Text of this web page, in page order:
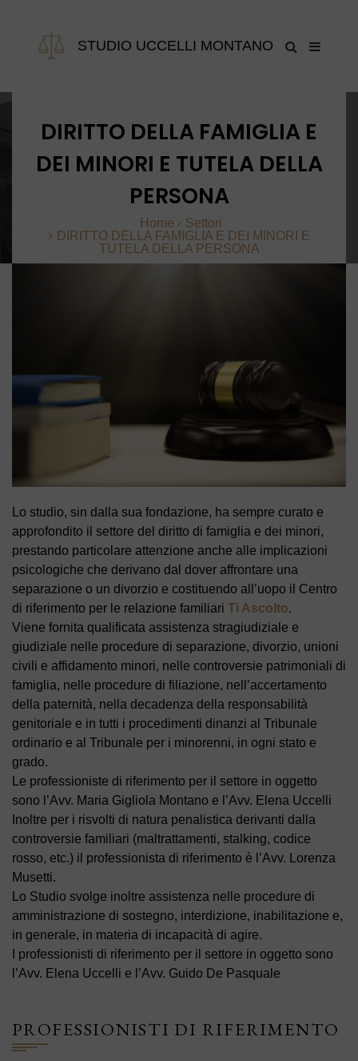
STUDIO UCCELLI MONTANO
DIRITTO DELLA FAMIGLIA E
DEI MINORI E TUTELA DELLA
PERSONA
Home
Settori
DIRITTO DELLA FAMIGLIA E DEI MINORI E
TUTELA DELLA PERSONA
Lo studio, sin dalla sua fondazione, ha sempre curato e
approfondito il settore del diritto di famiglia e dei minori,
prestando particolare attenzione anche alle implicazioni
psicologiche che derivano dal dover affrontare una
separazione o un divorzio e costituendo all’uopo il Centro
di riferimento per le relazione familiari Ti Ascolto.
Viene fornita qualificata assistenza stragiudiziale e
giudiziale nelle procedure di separazione, divorzio, unioni
civili e affidamento minori, nelle controversie patrimoniali di
famiglia, nelle procedure di filiazione, nell’accertamento
della paternità, nella decadenza della responsabilità
genitoriale e in tutti i procedimenti dinanzi al Tribunale
ordinario e al Tribunale per i minorenni, in ogni stato e
grado.
Le professioniste di riferimento per il settore in oggetto
sono l’Avv. Maria Gigliola Montano e l’Avv. Elena Uccelli
Inoltre per i risvolti di natura penalistica derivanti dalla
controversie familiari (maltrattamenti, stalking, codice
rosso, etc.) il professionista di riferimento è l’Avv. Lorenza
Musetti.
Lo Studio svolge inoltre assistenza nelle procedure di
amministrazione di sostegno, interdizione, inabilitazione e,
in generale, in materia di incapacità di agire.
I professionisti di riferimento per il settore in oggetto sono
l’Avv. Elena Uccelli e l’Avv. Guido De Pasquale
PROFESSIONISTI DI RIFERIMENTO